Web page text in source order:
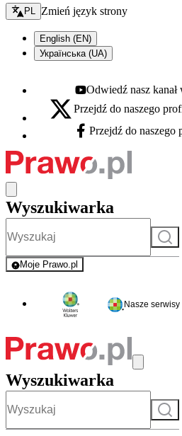
Zmień język - bieżący:
PL Zmień język strony
English (EN)
Українська (UA)
Youtube - otwiera się w nowej
Odwiedź nasz
X - otwiera się w nowej karcie
Przejdź do naszego
Facebook - otwiera się w nowej
Przejdź do naszego
Wyszukiwarka
Szukaj
Moje Prawo.pl
- rejestracja i logowanie do serwisu
Nasze serwisy
Wyszukiwarka
Szukaj